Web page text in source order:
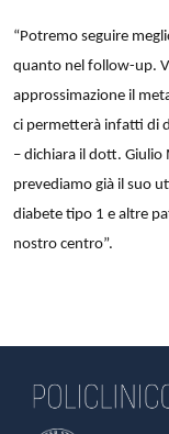
“Potremo seguire
quanto nel follow-up.
approssimazione il
ci permetterà infatti di
– dichiara il dott.
prevediamo già il suo
diabete tipo 1 e altre
nostro centro”.